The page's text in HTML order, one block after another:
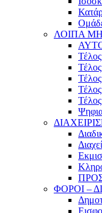
ΛΟΙΠΑ
ΦΟΡΟΙ –